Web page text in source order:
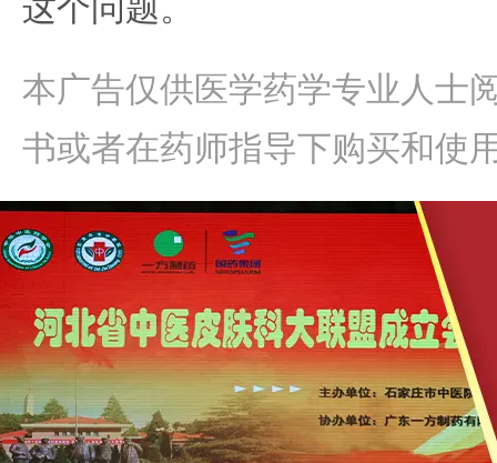
这个问题。
本广告仅供医学药学专业人士
书或者在药师指导下购买和使